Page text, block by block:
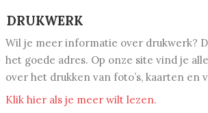
DRUKWERK
Wil je meer informatie over drukwerk?
het goede adres. Op onze site vind je
over het drukken van foto’s, kaarten en
Klik hier als je meer wilt lezen.